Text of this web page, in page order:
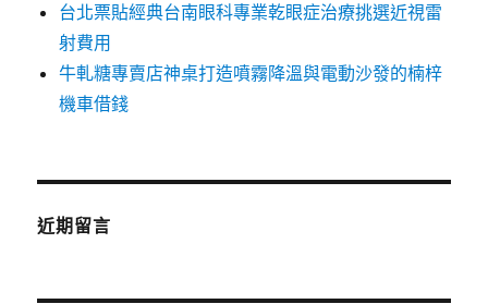
台北票貼經典台南眼科專業乾眼症治療挑選近視雷
射費用
牛軋糖專賣店神桌打造噴霧降溫與電動沙發的楠梓
機車借錢
近期留言